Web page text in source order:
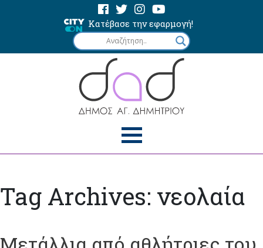
Κατέβασε την εφαρμογή!
Tag Archives: νεολαία